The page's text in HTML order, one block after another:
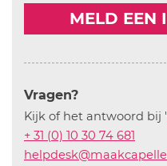
MELD EEN
Vragen?
Kijk of het antwoord bij '
+ 31 (0) 10 30 74 681